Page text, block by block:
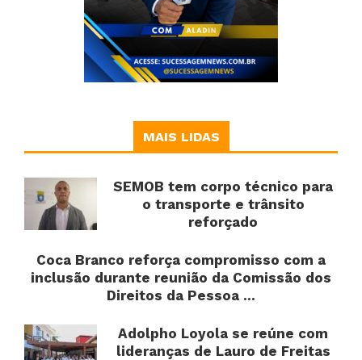
MAIS LIDAS
SEMOB tem corpo técnico para
o transporte e trânsito
reforçado
Coca Branco reforça compromisso com a
inclusão durante reunião da Comissão dos
Direitos da Pessoa ...
Adolpho Loyola se reúne com
lideranças de Lauro de Freitas